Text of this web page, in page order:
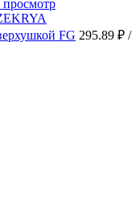
FG 295.89 ₽ /